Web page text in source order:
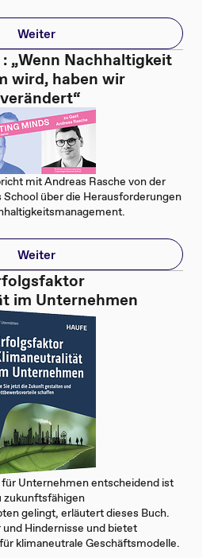
Weiter
„Wenn Nachhaltigkeit
wird, haben wir
mit Andreas Rasche von der
über die Herausforderungen
Weiter
im Unternehmen
Unternehmen entscheidend ist
zukunftsfähigen
gelingt, erläutert dieses Buch.
Hindernisse und bietet
klimaneutrale Geschäftsmodelle.